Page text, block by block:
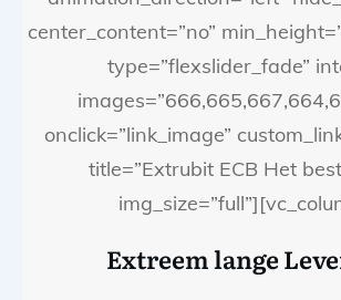
center_content=”no”
type=”flexslider_fade”
onclick=”link_image”
title=”Extrubit ECB Het
Extreem lange